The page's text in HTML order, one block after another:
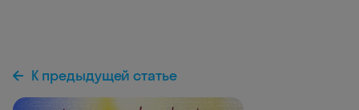
К предыдущей статье